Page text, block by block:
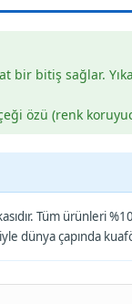
bir bitiş sağlar.
özü (renk
Tüm
dünya çapında